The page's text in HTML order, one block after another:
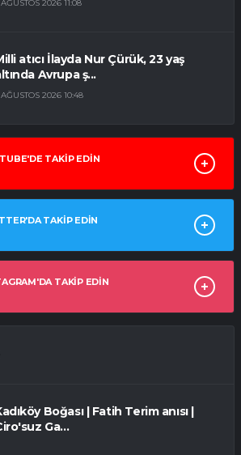
2026 11:08
atıcı İlayda Nur Çürük, 23 yaş
Avrupa ş...
2026 10:48
TAKİP EDİN
TAKİP EDİN
TAKİP EDİN
Boğası | Fatih Terim anısı |
Ga...